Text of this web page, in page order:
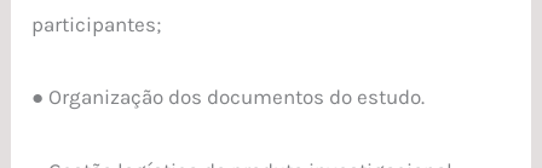
participantes;
● Organização dos documentos do estudo.